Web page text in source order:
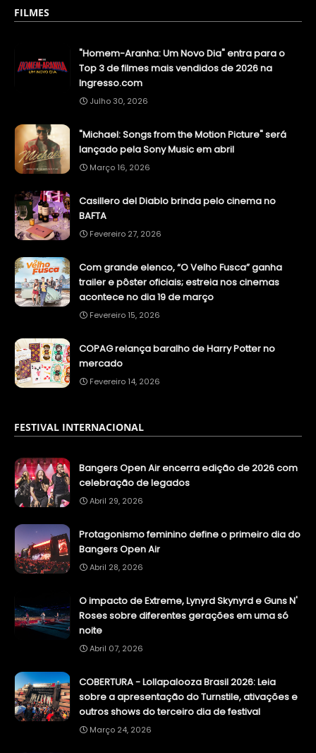
FILMES
"Homem-Aranha: Um Novo Dia" entra para o
Top 3 de filmes mais vendidos de 2026 na
Ingresso.com
Julho 30, 2026
"Michael: Songs from the Motion Picture" será
lançado pela Sony Music em abril
Março 16, 2026
Casillero del Diablo brinda pelo cinema no
BAFTA
Fevereiro 27, 2026
Com grande elenco, “O Velho Fusca” ganha
trailer e pôster oficiais; estreia nos cinemas
acontece no dia 19 de março
Fevereiro 15, 2026
COPAG relança baralho de Harry Potter no
mercado
Fevereiro 14, 2026
FESTIVAL INTERNACIONAL
Bangers Open Air encerra edição de 2026 com
celebração de legados
Abril 29, 2026
Protagonismo feminino define o primeiro dia do
Bangers Open Air
Abril 28, 2026
O impacto de Extreme, Lynyrd Skynyrd e Guns N'
Roses sobre diferentes gerações em uma só
noite
Abril 07, 2026
COBERTURA - Lollapalooza Brasil 2026: Leia
sobre a apresentação do Turnstile, ativações e
outros shows do terceiro dia de festival
Março 24, 2026